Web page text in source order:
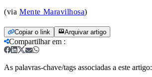
(via Mente Maravilhosa)
Copiar o link Arquivar artigo
Compartilhar em :
As palavras-chave/tags associadas a este artigo: